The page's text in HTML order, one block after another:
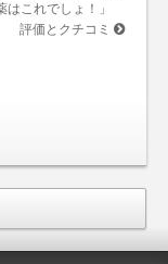
はこれでしょ！」
評価とクチコミ